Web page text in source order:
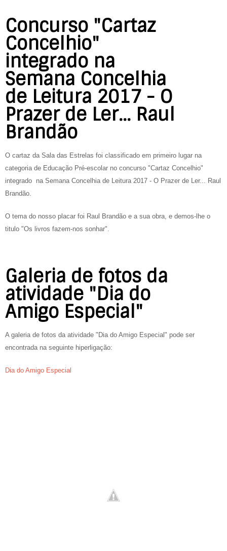
Concurso "Cartaz
Concelhio"
integrado na
Semana Concelhia
de Leitura 2017 - O
Prazer de Ler... Raul
Brandão
O cartaz da Sala das Estrelas foi classificado em primeiro lugar na
categoria de Educação Pré-escolar no concurso "Cartaz Concelhio"
integrado na Semana Concelhia de Leitura 2017 - O Prazer de Ler... Raul
Brandão.
O tema do nosso placar foi Raul Brandão e a sua obra, e demos-lhe o
titulo "Os livros fazem-nos sonhar".
Galeria de fotos da
atividade "Dia do
Amigo Especial"
A galeria de fotos da atividade "Dia do Amigo Especial" pode ser
encontrada na seguinte hiperligação:
Dia do Amigo Especial